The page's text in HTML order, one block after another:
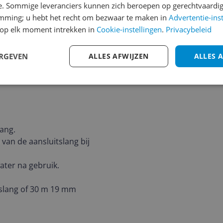
de aansluitslang bij
na gebruik.
of 30 m 19 mm
Cijfer
Welk cijfer geef jij dit
3
2
1
Sommige leveranciers kunnen zich beroepen op
u hebt het recht om bezwaar te maken in Advertentie-
elk moment intrekken in Cookie-instellingen. Privacybeleid
ALLES
ALLES AFWIJZEN